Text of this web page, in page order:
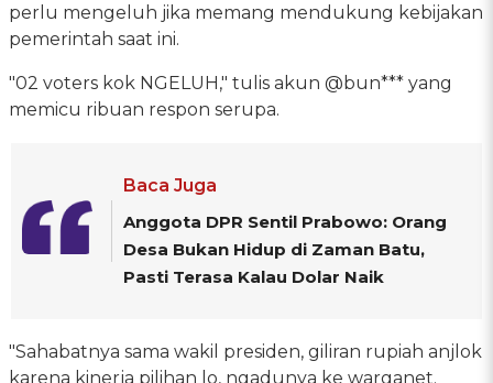
perlu mengeluh jika memang mendukung kebijakan
pemerintah saat ini.
"02 voters kok NGELUH," tulis akun @bun*** yang
memicu ribuan respon serupa.
Baca Juga
Anggota DPR Sentil Prabowo: Orang
Desa Bukan Hidup di Zaman Batu,
Pasti Terasa Kalau Dolar Naik
"Sahabatnya sama wakil presiden, giliran rupiah anjlok
karena kinerja pilihan lo, ngadunya ke warganet.